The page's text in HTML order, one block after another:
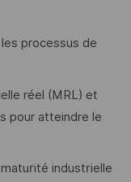
processus de
réel (MRL) et
pour atteindre le
industrielle